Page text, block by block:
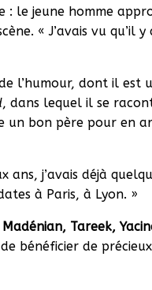
: le jeune homme
« J’avais vu qu’il
l’humour, dont il est
, dans lequel il se
un bon père pour en
ans, j’avais déjà
à Paris, à Lyon. »
Tareek,
bénéficier de